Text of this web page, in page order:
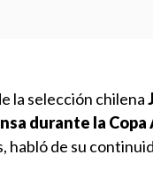
la selección chilena
durante la
habló de su